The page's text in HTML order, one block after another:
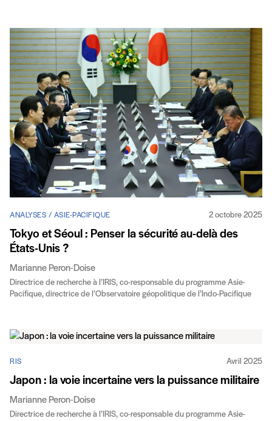
ANALYSES / ASIE-PACIFIQUE 2 octobre 2025
Tokyo et Séoul : Penser la sécurité au-delà des
États-Unis ?
Marianne Peron-Doise
Directrice de recherche à l’IRIS, co-responsable du programme Asie-
Pacifique, directrice de l’Observatoire géopolitique de l’Indo-Pacifique
RIS Avril 2025
Japon : la voie incertaine vers la puissance militaire
Marianne Peron-Doise
Directrice de recherche à l’IRIS, co-responsable du programme Asie-